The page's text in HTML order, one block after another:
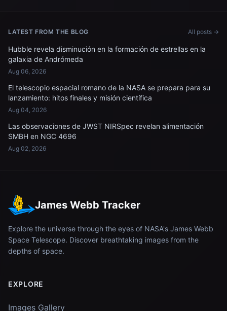
LATEST FROM THE BLOG All posts →
Hubble revela disminución en la formación de estrellas en la
galaxia de Andrómeda
Aug 06, 2026
El telescopio espacial romano de la NASA se prepara para su
lanzamiento: hitos finales y misión científica
Aug 04, 2026
Las observaciones de JWST NIRSpec revelan alimentación
SMBH en NGC 4696
Aug 02, 2026
James Webb Tracker
Explore the universe through the eyes of NASA's James Webb
Space Telescope. Discover breathtaking images from the
depths of space.
EXPLORE
Images Gallery